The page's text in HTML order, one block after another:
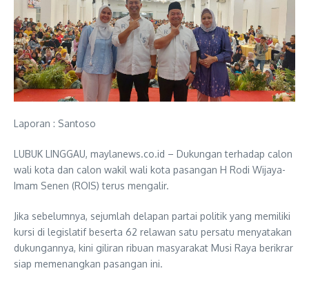
Laporan : Santoso
LUBUK LINGGAU, maylanews.co.id – Dukungan terhadap calon
wali kota dan calon wakil wali kota pasangan H Rodi Wijaya-
Imam Senen (ROIS) terus mengalir.
Jika sebelumnya, sejumlah delapan partai politik yang memiliki
kursi di legislatif beserta 62 relawan satu persatu menyatakan
dukungannya, kini giliran ribuan masyarakat Musi Raya berikrar
siap memenangkan pasangan ini.